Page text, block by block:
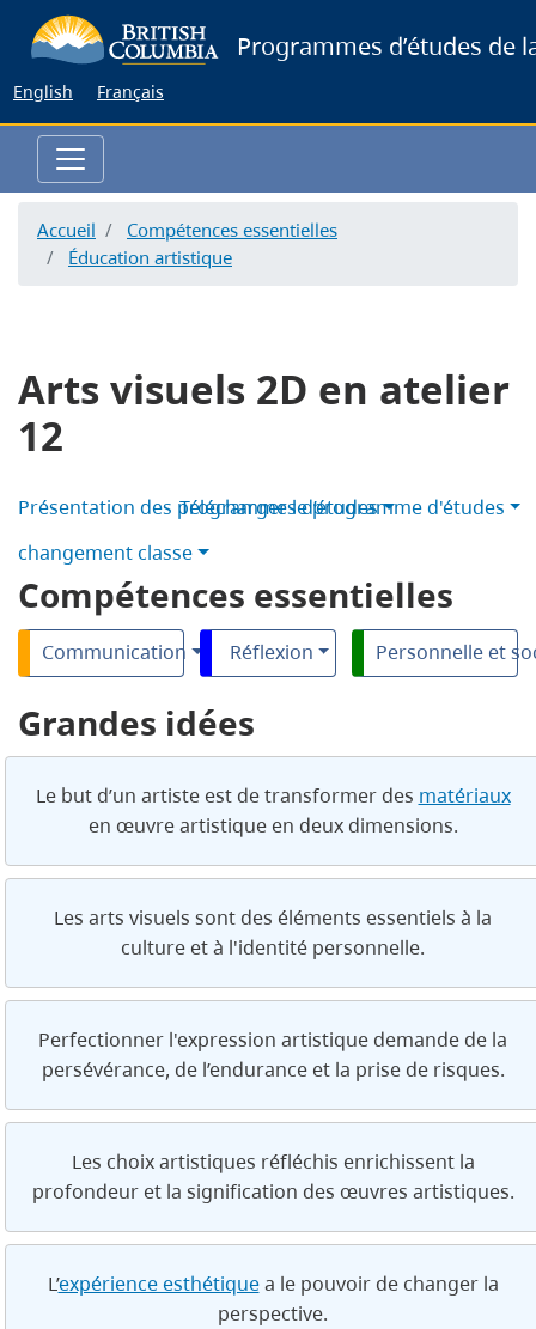
to
Programmes d’études de
English Français
Accueil
Compétences essentielles
Éducation artistique
Arts visuels 2D en atelier
12
Télécharger le programme d'études
Présentation des programmes d’études
changement classe
Compétences essentielles
Communication Réflexion Personnelle et
Grandes idées
Le but d’un artiste est de transformer des matériaux
en œuvre artistique en deux dimensions.
Les arts visuels sont des éléments essentiels à la
culture et à l'identité personnelle.
Perfectionner l'expression artistique demande de la
persévérance, de l’endurance et la prise de risques.
Les choix artistiques réfléchis enrichissent la
profondeur et la signification des œuvres artistiques.
L’expérience esthétiquea le pouvoir de changer la
perspective.